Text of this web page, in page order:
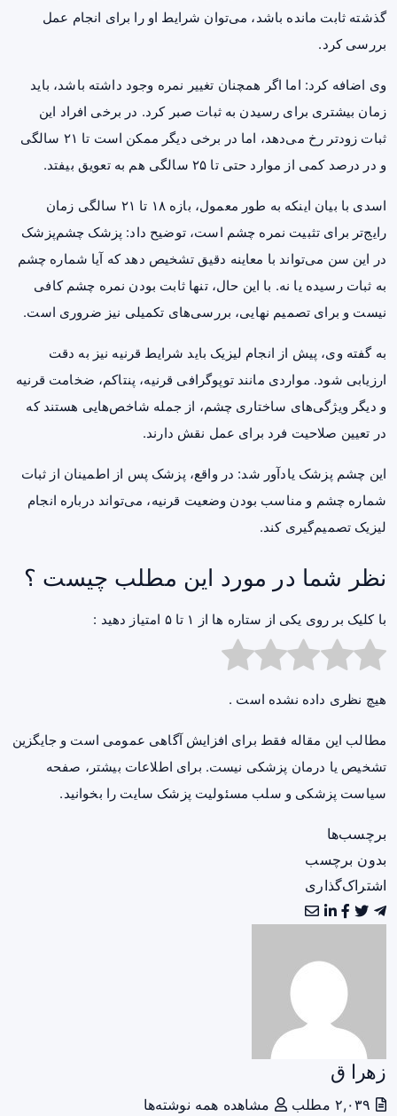
گذشته ثابت مانده باشد، می‌توان شرایط او را برای انجام عمل
بررسی کرد.
وی اضافه کرد: اما اگر همچنان تغییر نمره وجود داشته باشد، باید
زمان بیشتری برای رسیدن به ثبات صبر کرد. در برخی افراد این
ثبات زودتر رخ می‌دهد، اما در برخی دیگر ممکن است تا ۲۱ سالگی
و در درصد کمی از موارد حتی تا ۲۵ سالگی هم به تعویق بیفتد.
اسدی با بیان اینکه به طور معمول، بازه ۱۸ تا ۲۱ سالگی زمان
رایج‌تر برای تثبیت نمره چشم است، توضیح داد: پزشک چشم‌پزشک
در این سن می‌تواند با معاینه دقیق تشخیص دهد که آیا شماره چشم
به ثبات رسیده یا نه. با این حال، تنها ثابت بودن نمره چشم کافی
نیست و برای تصمیم نهایی، بررسی‌های تکمیلی نیز ضروری است.
به گفته وی، پیش از انجام لیزیک باید شرایط قرنیه نیز به دقت
ارزیابی شود. مواردی مانند توپوگرافی قرنیه، پنتاکم، ضخامت قرنیه
و دیگر ویژگی‌های ساختاری چشم، از جمله شاخص‌هایی هستند که
در تعیین صلاحیت فرد برای عمل نقش دارند.
این چشم پزشک یادآور شد: در واقع، پزشک پس از اطمینان از ثبات
شماره چشم و مناسب بودن وضعیت قرنیه، می‌تواند درباره انجام
لیزیک تصمیم‌گیری کند.
نظر شما در مورد این مطلب چیست ؟
با کلیک بر روی یکی از ستاره ها از ۱ تا ۵ امتیاز دهید :
هیچ نظری داده نشده است .
مطالب این مقاله فقط برای افزایش آگاهی عمومی است و جایگزین
تشخیص یا درمان پزشکی نیست. برای اطلاعات بیشتر، صفحه
سیاست پزشکی و سلب مسئولیت پزشک سایت را بخوانید.
برچسب‌ها
بدون برچسب
اشتراک‌گذاری
زهرا ق
مشاهده همه نوشته‌ها